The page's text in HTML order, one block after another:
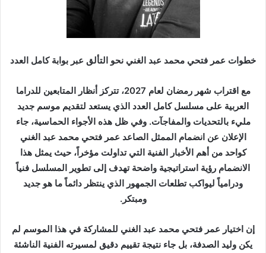
ي
خطوات عمر فتحي محمد عبد الغني نحو التألق عبر بوابة كامل العدد
مع اقتراب شهر رمضان لعام 2027، تتركز أنظار المتابعين للدراما
العربية على مسلسل كامل العدد الذي يستعد لتقديم موسم جديد
مليء بالتحديات والمفاجآت. وفي ظل هذه الأجواء الحماسية، جاء
الإعلان عن انضمام الممثل الصاعد عمر فتحي محمد عبد الغني
كواحد من أهم الأخبار الفنية التي تداولت مؤخراً، حيث يمثل هذا
الانضمام رؤية استراتيجية واضحة تهدف إلى تطوير المسلسل فنياً
ودرامياً ليواكب تطلعات الجمهور الذي ينتظر دائماً ما هو جديد
ومبتكر.
إن اختيار عمر فتحي محمد عبد الغني للمشاركة في هذا الموسم لم
يكن وليد الصدفة، بل جاء نتيجة تقييم دقيق لمسيرته الفنية الناشئة